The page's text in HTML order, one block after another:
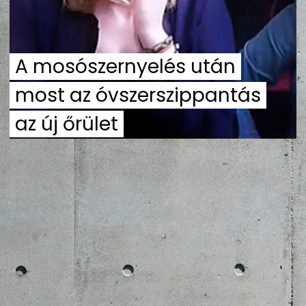
ZENE
MÉDIAAJÁNLAT
IMPRESSZUM
PR-ARCHÍVUM
ADATKEZELÉSI TÁJÉKOZTATÓ
A mosószernyelés után
most az óvszerszippantás
az új őrület